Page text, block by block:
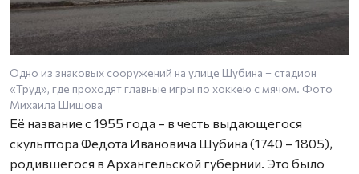
Одно из знаковых сооружений на улице Шубина – стадион
«Труд», где проходят главные игры по хоккею с мячом. Фото
Михаила Шишова
Её название с 1955 года – в честь выдающегося
скульптора Федота Ивановича Шубина (1740 – 1805),
родившегося в Архангельской губернии. Это было